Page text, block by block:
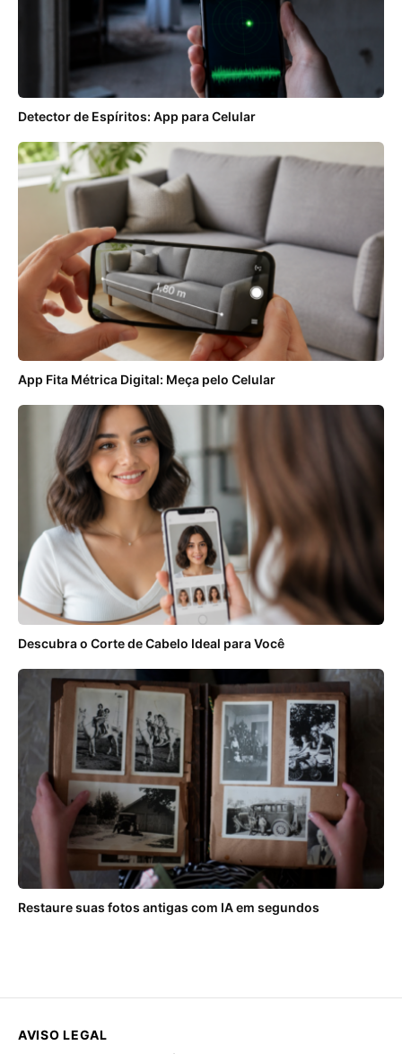
Detector de Espíritos: App para Celular
App Fita Métrica Digital: Meça pelo Celular
Descubra o Corte de Cabelo Ideal para Você
Restaure suas fotos antigas com IA em segundos
AVISO LEGAL